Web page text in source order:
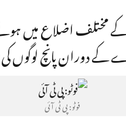
مختلف اضلاع میں
کے دوران پانچ لوگوں
فوٹو: پی ٹی آئی